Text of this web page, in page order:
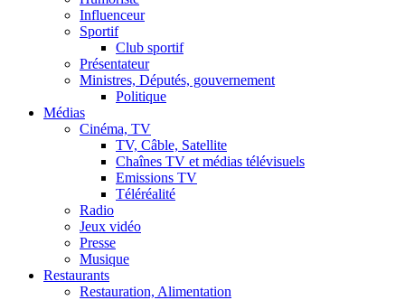
Influenceur
Sportif
Club sportif
Présentateur
Ministres, Députés, gouvernement
Politique
Médias
Cinéma, TV
TV, Câble, Satellite
Chaînes TV et médias télévisuels
Emissions TV
Téléréalité
Radio
Jeux vidéo
Presse
Musique
Restaurants
Restauration, Alimentation